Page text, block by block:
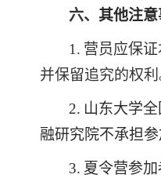
六、 其他注意
1. 营员应保
并保留追究的权利
2. 山东大学
融研究院不承担
3. 夏令营参